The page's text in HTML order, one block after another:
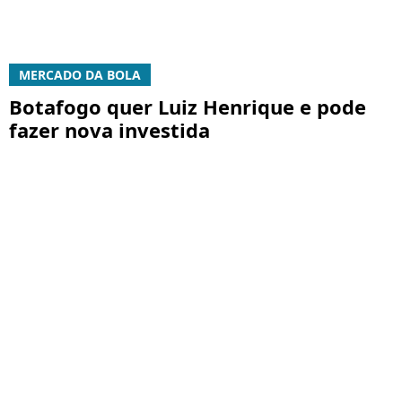
MERCADO DA BOLA
Botafogo quer Luiz Henrique e pode
fazer nova investida